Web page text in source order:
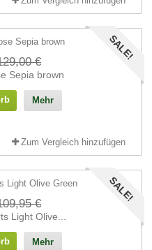
SALE!
€
Sepia brown
Mehr
Zum Vergleich hinzufügen
SALE!
€
Light Olive...
Mehr